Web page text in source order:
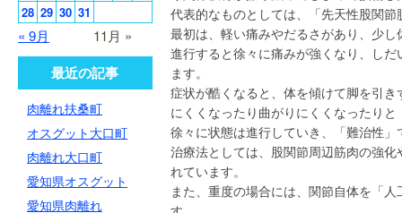
代表的なものとしては、「先天性股関
最初は、軽い痛みやだるさがあり、少
進行すると徐々に痛みが強くなり、し
ます。
症状が酷くなると、体を傾けて脚を引
にくくなったり曲がりにくくなったり
徐々に状態は進行していき、「難治性
治療法としては、股関節周辺筋肉の強
れています。
また、重度の場合には、関節自体を「
« 9月 11月 »
28 29 30 31
最近の記事
肉離れ扶桑町
オスグット大口町
肉離れ大口町
愛知県オスグット
愛知県肉離れ